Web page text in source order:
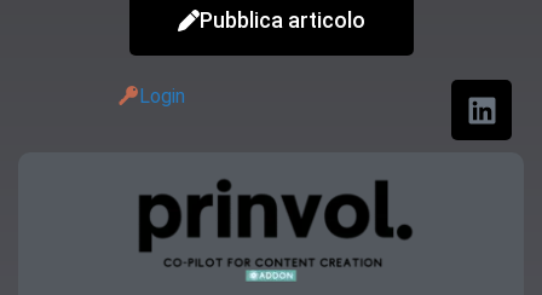
Pubblica articolo
Login